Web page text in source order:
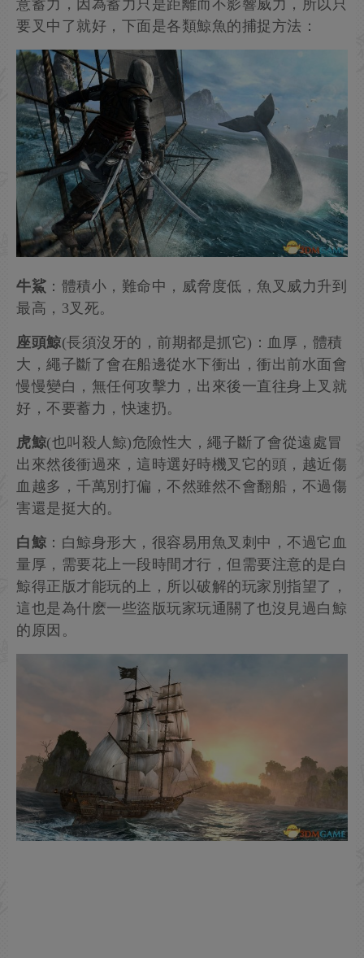
意蓄力，因為蓄力只是距離而不影響威力，所以只
要叉中了就好，下面是各類鯨魚的捕捉方法：
牛鯊 ：體積小，難命中，威脅度低，魚叉威力升到
最高，3叉死。
座頭鯨(長須沒牙的，前期都是抓它)：血厚，體積
大，繩子斷了會在船邊從水下衝出，衝出前水面會
慢慢變白，無任何攻擊力，出來後一直往身上叉就
好，不要蓄力，快速扔。
虎鯨(也叫殺人鯨)危險性大，繩子斷了會從遠處冒
出來然後衝過來，這時選好時機叉它的頭，越近傷
血越多，千萬別打偏，不然雖然不會翻船，不過傷
害還是挺大的。
白鯨 ：白鯨身形大，很容易用魚叉刺中，不過它血
量厚，需要花上一段時間才行，但需要注意的是白
鯨得正版才能玩的上，所以破解的玩家別指望了，
這也是為什麽一些盜版玩家玩通關了也沒見過白鯨
的原因。